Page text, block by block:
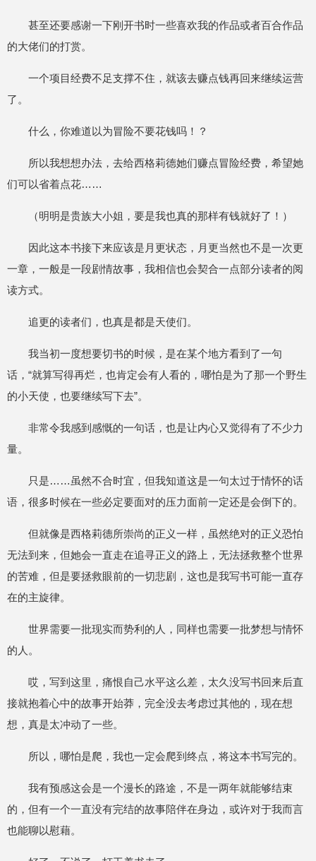
甚至还要感谢一下刚开书时一些喜欢我的作品或者百合作品
的大佬们的打赏。
一个项目经费不足支撑不住，就该去赚点钱再回来继续运营
了。
什么，你难道以为冒险不要花钱吗！？
所以我想想办法，去给西格莉德她们赚点冒险经费，希望她
们可以省着点花……
（明明是贵族大小姐，要是我也真的那样有钱就好了！）
因此这本书接下来应该是月更状态，月更当然也不是一次更
一章，一般是一段剧情故事，我相信也会契合一点部分读者的阅
读方式。
追更的读者们，也真是都是天使们。
我当初一度想要切书的时候，是在某个地方看到了一句
话，“就算写得再烂，也肯定会有人看的，哪怕是为了那一个野生
的小天使，也要继续写下去”。
非常令我感到感慨的一句话，也是让内心又觉得有了不少力
量。
只是……虽然不合时宜，但我知道这是一句太过于情怀的话
语，很多时候在一些必定要面对的压力面前一定还是会倒下的。
但就像是西格莉德所崇尚的正义一样，虽然绝对的正义恐怕
无法到来，但她会一直走在追寻正义的路上，无法拯救整个世界
的苦难，但是要拯救眼前的一切悲剧，这也是我写书可能一直存
在的主旋律。
世界需要一批现实而势利的人，同样也需要一批梦想与情怀
的人。
哎，写到这里，痛恨自己水平这么差，太久没写书回来后直
接就抱着心中的故事开始莽，完全没去考虑过其他的，现在想
想，真是太冲动了一些。
所以，哪怕是爬，我也一定会爬到终点，将这本书写完的。
我有预感这会是一个漫长的路途，不是一两年就能够结束
的，但有一个一直没有完结的故事陪伴在身边，或许对于我而言
也能聊以慰藉。